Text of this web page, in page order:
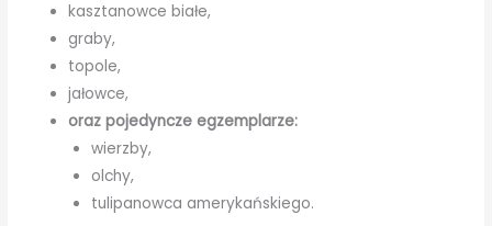
kasztanowce białe,
graby,
topole,
jałowce,
oraz pojedyncze egzemplarze:
wierzby,
olchy,
tulipanowca amerykańskiego.